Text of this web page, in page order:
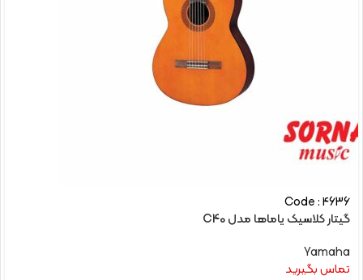
Code : 4636
گیتار کلاسیک یاماها مدل C40
Yamaha
تماس بگیرید